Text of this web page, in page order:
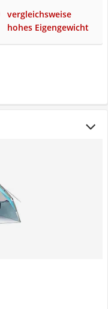
vergleichsweise
hohes Eigengewicht